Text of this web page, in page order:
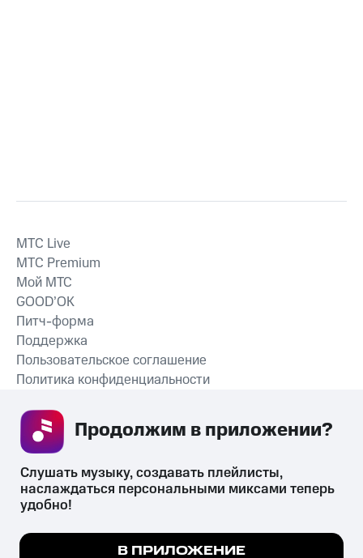
СКАЧАТЬ ПРИЛОЖЕНИЕ
MTС Live
MTС Premium
Мой МТС
GOOD’OK
Питч-форма
Поддержка
Пользовательское соглашение
Политика конфиденциальности
психотропных веществ, их аналогов причиняет вред здоровью,
их незаконный оборот запрещён и влечёт установленную
Мы используем куки, чтобы на сайте все
Слушать музыку, создавать плейлисты,
наслаждаться персональными миксами теперь
удобно!
В ПРИЛОЖЕНИЕ